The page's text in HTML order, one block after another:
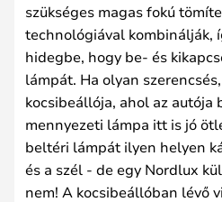
szükséges magas fokú
technológiával kombinálják,
hidegbe, hogy be- és
lámpát. Ha olyan
kocsibeállója, ahol az autója
mennyezeti lámpa itt is jó
beltéri lámpát ilyen helyen
és a szél - de egy Nordlux
nem! A kocsibeállóban lévő